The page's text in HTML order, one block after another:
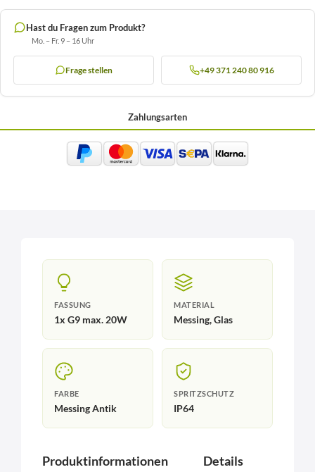
Hast du Fragen zum Produkt?
Mo. – Fr. 9 – 16 Uhr
Frage stellen +49 371 240 80 916
Zahlungsarten
FASSUNG
1x G9 max. 20W
MATERIAL
Messing, Glas
FARBE
Messing Antik
SPRITZSCHUTZ
IP64
Produktinformationen Details